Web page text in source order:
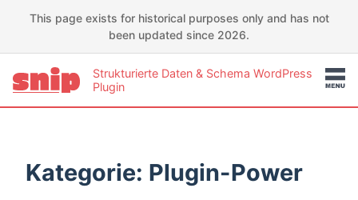
This page exists for historical purposes only and has not
been updated since 2026.
Strukturierte Daten & Schema WordPress
Plugin
Kategorie: Plugin-Power